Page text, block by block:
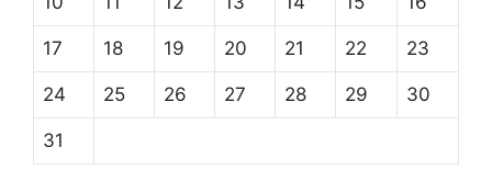
17 18 19 20 21 22 23
24 25 26 27 28 29 30
31